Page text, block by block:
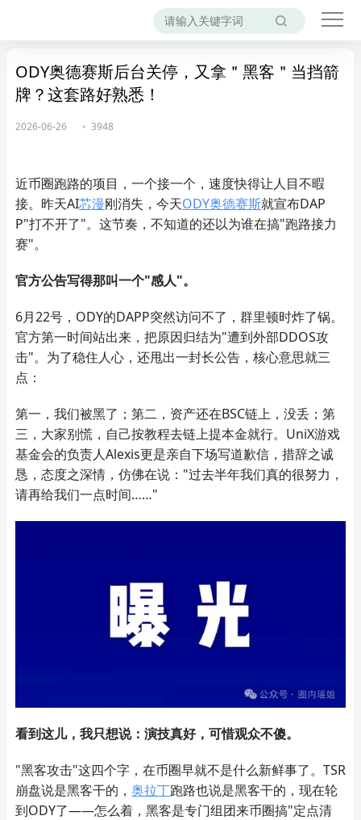
ODY奥德赛斯后台关停，又拿＂黑客＂当挡箭
牌？这套路好熟悉！
2026-06-26 3948
近币圈跑路的项目，一个接一个，速度快得让人目不暇
接。昨天AI芯漫刚消失，今天ODY奥德赛斯就宣布DAP
P"打不开了"。这节奏，不知道的还以为谁在搞"跑路接力
赛"。
官方公告写得那叫一个"感人"。
6月22号，ODY的DAPP突然访问不了，群里顿时炸了锅。
官方第一时间站出来，把原因归结为"遭到外部DDOS攻
击"。为了稳住人心，还甩出一封长公告，核心意思就三
点：
第一，我们被黑了；第二，资产还在BSC链上，没丢；第
三，大家别慌，自己按教程去链上提本金就行。UniX游戏
基金会的负责人Alexis更是亲自下场写道歉信，措辞之诚
恳，态度之深情，仿佛在说："过去半年我们真的很努力，
请再给我们一点时间……"
看到这儿，我只想说：演技真好，可惜观众不傻。
"黑客攻击"这四个字，在币圈早就不是什么新鲜事了。TSR
崩盘说是黑客干的， 奥拉丁跑路也说是黑客干的，现在轮
到ODY了——怎么着，黑客是专门组团来币圈搞"定点清